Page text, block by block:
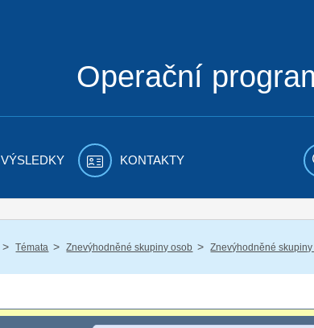
Operační
VÝSLEDKY KONTAKTY
/ Témata / Znevýhodněné skupiny osob / Znevýhodněné